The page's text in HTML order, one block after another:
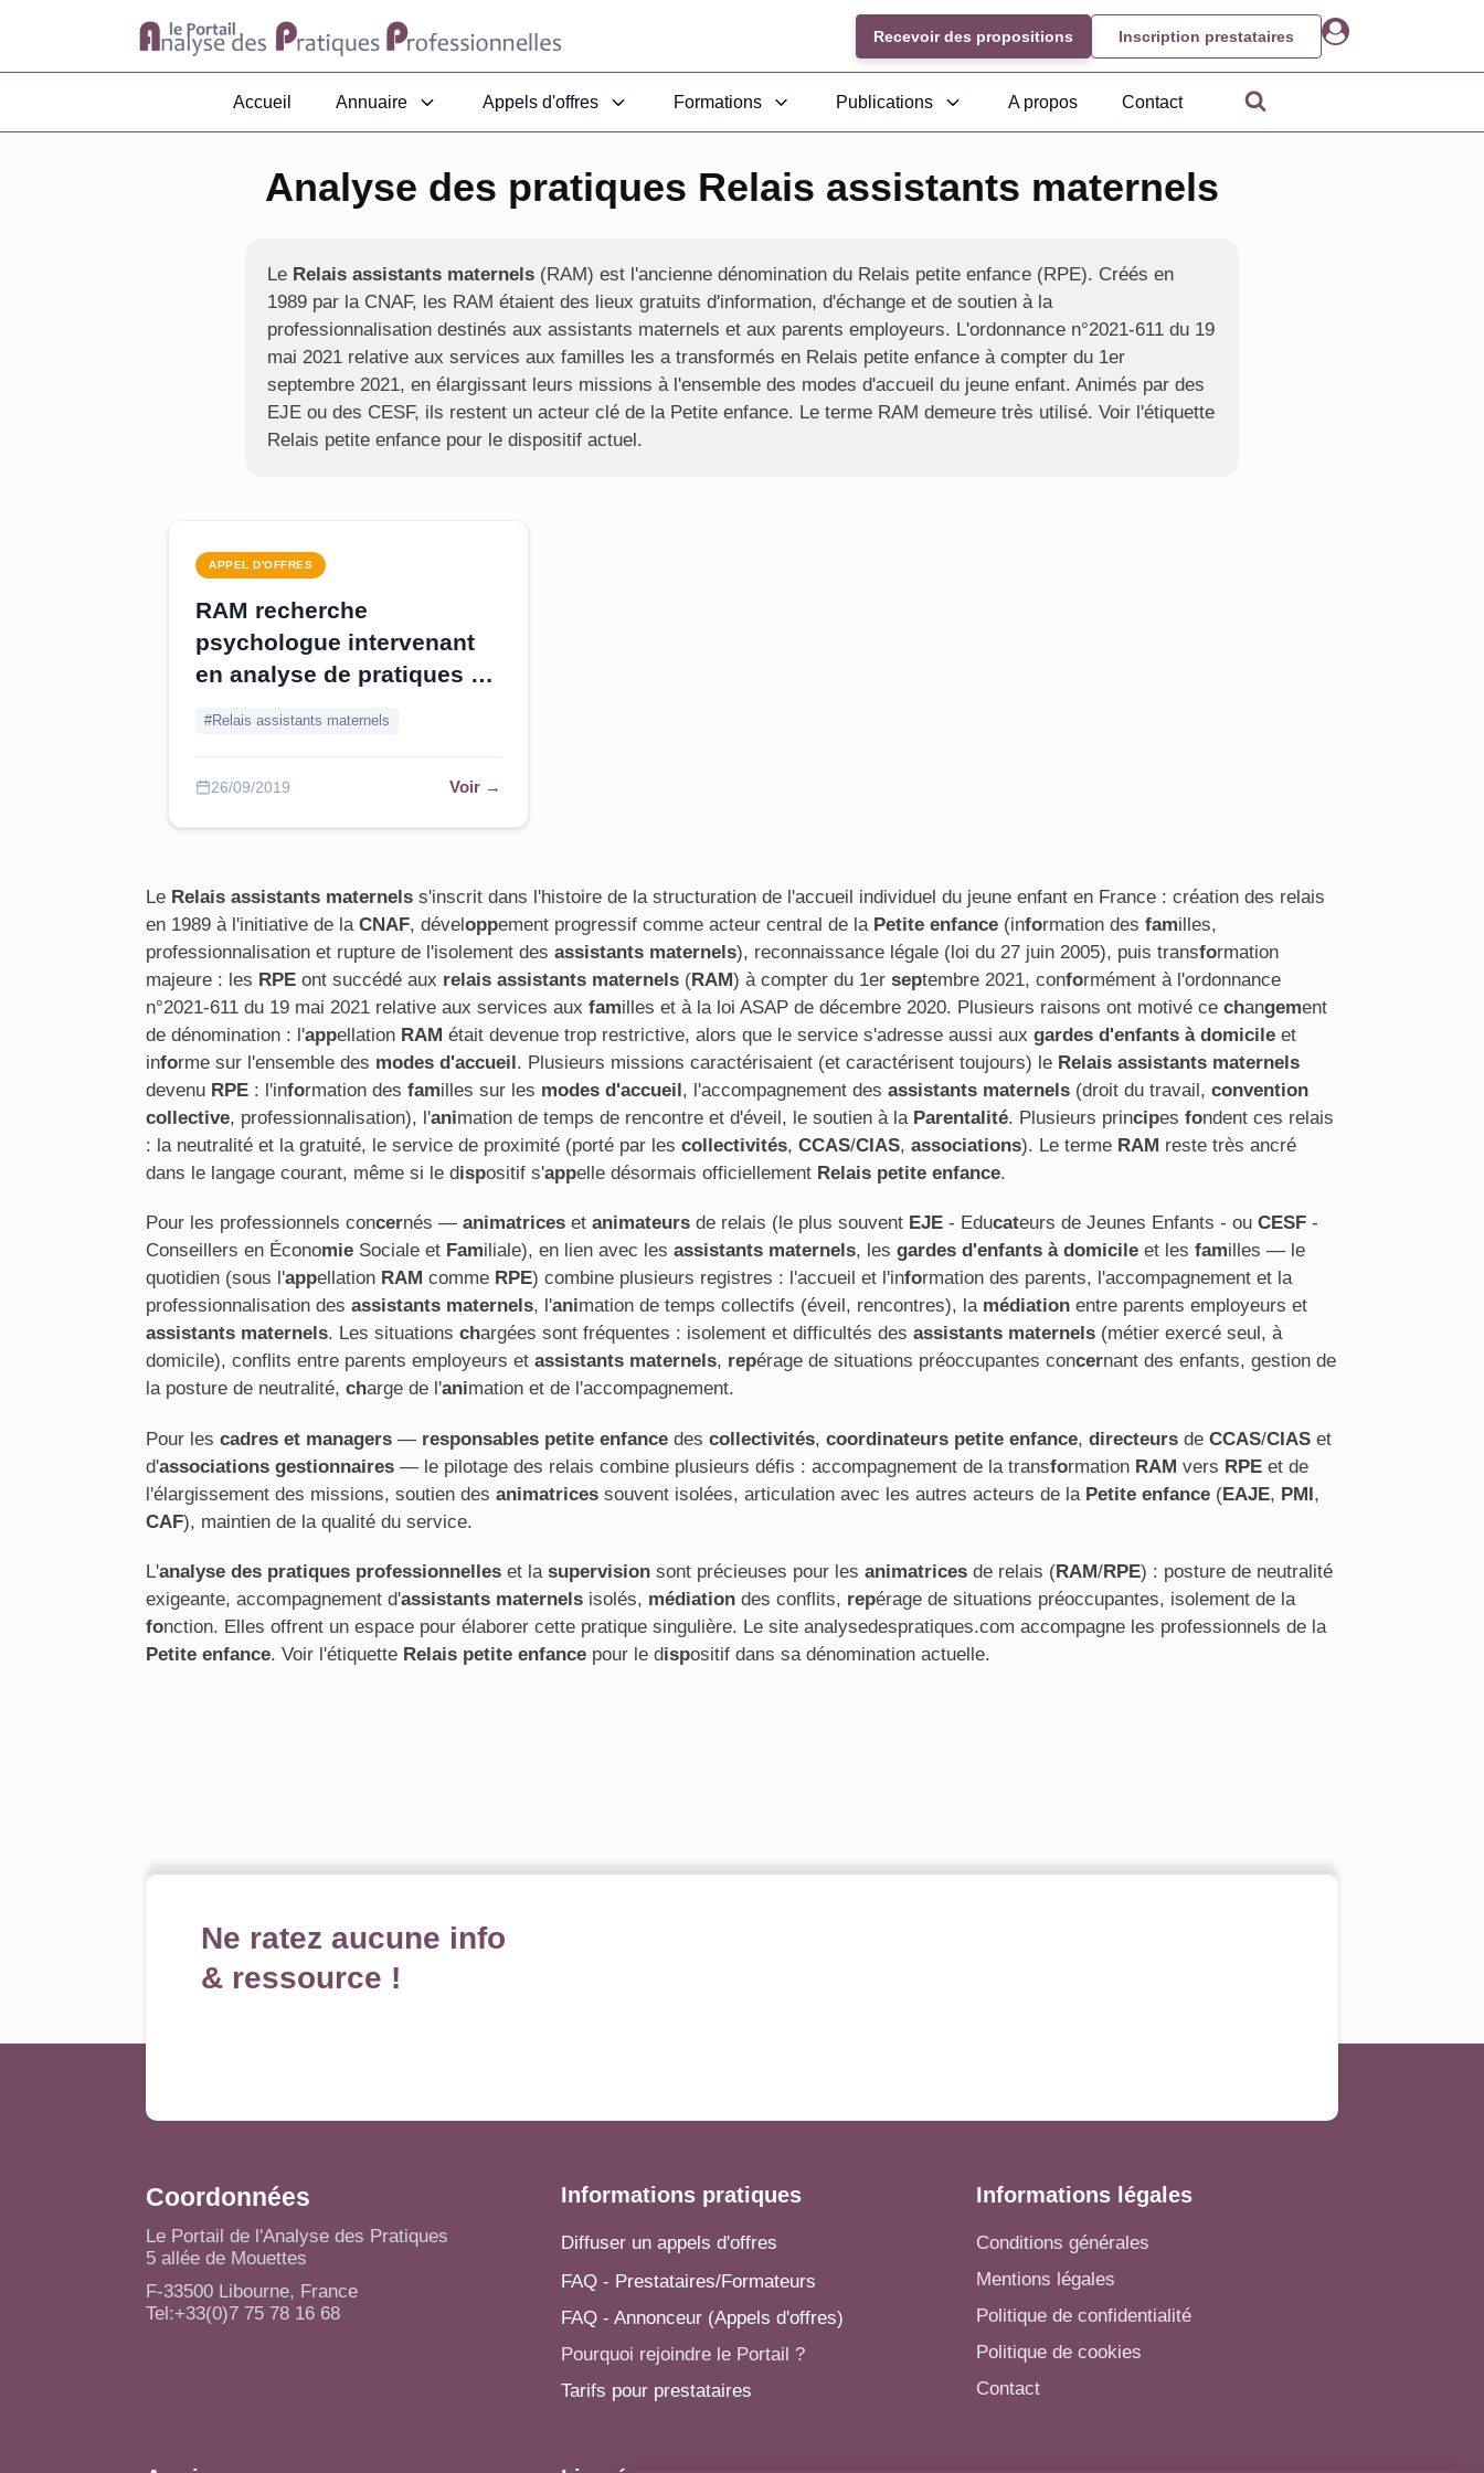
Recevoir des propositions Inscription prestataires
Accueil Annuaire Appels d'offres Formations Publications A propos Contact
Analyse des pratiques Relais assistants maternels
Le Relais assistants maternels (RAM) est l'ancienne dénomination du Relais petite enfance (RPE). Créés en
1989 par la CNAF, les RAM étaient des lieux gratuits d'information, d'échange et de soutien à la
professionnalisation destinés aux assistants maternels et aux parents employeurs. L'ordonnance n°2021-611 du 19
mai 2021 relative aux services aux familles les a transformés en Relais petite enfance à compter du 1er
septembre 2021, en élargissant leurs missions à l'ensemble des modes d'accueil du jeune enfant. Animés par des
EJE ou des CESF, ils restent un acteur clé de la Petite enfance. Le terme RAM demeure très utilisé. Voir l'étiquette
Relais petite enfance pour le dispositif actuel.
APPEL D'OFFRES
RAM recherche
psychologue intervenant
en analyse de pratiques -
#Relais assistants maternels
26/09/2019 Voir →
Le Relais assistants maternels s'inscrit dans l'histoire de la structuration de l'accueil individuel du jeune enfant en France : création des relais
en 1989 à l'initiative de la CNAF, développement progressif comme acteur central de la Petite enfance (information des familles,
professionnalisation et rupture de l'isolement des assistants maternels), reconnaissance légale (loi du 27 juin 2005), puis transformation
majeure : les RPE ont succédé aux relais assistants maternels (RAM) à compter du 1er septembre 2021, conformément à l'ordonnance
n°2021-611 du 19 mai 2021 relative aux services aux familles et à la loi ASAP de décembre 2020. Plusieurs raisons ont motivé ce changement
de dénomination : l'appellation RAM était devenue trop restrictive, alors que le service s'adresse aussi aux gardes d'enfants à domicile et
informe sur l'ensemble des modes d'accueil. Plusieurs missions caractérisaient (et caractérisent toujours) le Relais assistants maternels
devenu RPE : l'information des familles sur les modes d'accueil, l'accompagnement des assistants maternels (droit du travail, convention
collective, professionnalisation), l'animation de temps de rencontre et d'éveil, le soutien à la Parentalité. Plusieurs principes fondent ces relais
: la neutralité et la gratuité, le service de proximité (porté par les collectivités, CCAS/CIAS, associations). Le terme RAM reste très ancré
dans le langage courant, même si le dispositif s'appelle désormais officiellement Relais petite enfance.
Pour les professionnels concernés — animatrices et animateurs de relais (le plus souvent EJE - Educateurs de Jeunes Enfants - ou CESF -
Conseillers en Économie Sociale et Familiale), en lien avec les assistants maternels, les gardes d'enfants à domicile et les familles — le
quotidien (sous l'appellation RAM comme RPE) combine plusieurs registres : l'accueil et l'information des parents, l'accompagnement et la
professionnalisation des assistants maternels, l'animation de temps collectifs (éveil, rencontres), la médiation entre parents employeurs et
assistants maternels. Les situations chargées sont fréquentes : isolement et difficultés des assistants maternels (métier exercé seul, à
domicile), conflits entre parents employeurs et assistants maternels, repérage de situations préoccupantes concernant des enfants, gestion de
la posture de neutralité, charge de l'animation et de l'accompagnement.
Pour les cadres et managers — responsables petite enfance des collectivités, coordinateurs petite enfance, directeurs de CCAS/CIAS et
d'associations gestionnaires — le pilotage des relais combine plusieurs défis : accompagnement de la transformation RAM vers RPE et de
l'élargissement des missions, soutien des animatrices souvent isolées, articulation avec les autres acteurs de la Petite enfance (EAJE, PMI,
CAF), maintien de la qualité du service.
L'analyse des pratiques professionnelles et la supervision sont précieuses pour les animatrices de relais (RAM/RPE) : posture de neutralité
exigeante, accompagnement d'assistants maternels isolés, médiation des conflits, repérage de situations préoccupantes, isolement de la
fonction. Elles offrent un espace pour élaborer cette pratique singulière. Le site analysedespratiques.com accompagne les professionnels de la
Petite enfance. Voir l'étiquette Relais petite enfance pour le dispositif dans sa dénomination actuelle.
Ne ratez aucune info
& ressource !
Coordonnées
Le Portail de l'Analyse des Pratiques
5 allée de Mouettes
F-33500 Libourne, France
Tel:+33(0)7 75 78 16 68
Informations pratiques
Diffuser un appels d'offres
FAQ - Prestataires/Formateurs
FAQ - Annonceur (Appels d'offres)
Pourquoi rejoindre le Portail ?
Tarifs pour prestataires
Informations légales
Conditions générales
Mentions légales
Politique de confidentialité
Politique de cookies
Contact